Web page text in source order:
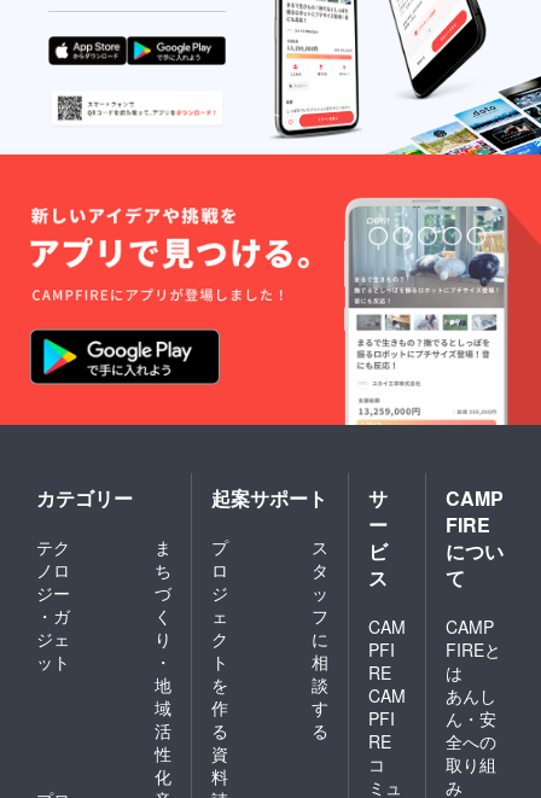
カテゴリー
テク
ノロ
ジー
・ガ
ジェ
ット
ま
ち
づ
く
り
・
地
域
活
性
化
起案サポート
プ
ロ
ジ
ェ
ク
ト
を
作
る
ス
タ
ッ
フ
に
相
談
す
る
資
料
サ
ー
ビ
ス
CAM
PFI
RE
CAM
PFI
RE
コ
ミュ
CAMP
FIRE
につい
て
CAMP
FIREと
は
あんし
ん・安
全への
取り組
み